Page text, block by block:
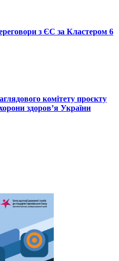
з ЄС за Кластером 6
комітету проєкту
здоров’я України